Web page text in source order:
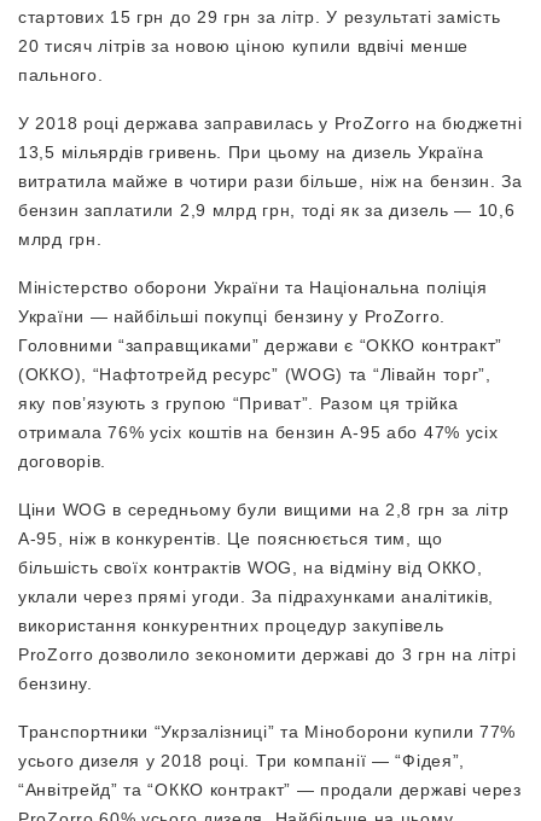
стартових 15 грн до 29 грн за літр. У результаті замість
20 тисяч літрів за новою ціною купили вдвічі менше
пального.
У 2018 році держава заправилась у ProZorro на бюджетні
13,5 мільярдів гривень. При цьому на дизель Україна
витратила майже в чотири рази більше, ніж на бензин. За
бензин заплатили 2,9 млрд грн, тоді як за дизель — 10,6
млрд грн.
Міністерство оборони України та Національна поліція
України — найбільші покупці бензину у ProZorro.
Головними “заправщиками” держави є “ОККО контракт”
(ОККО), “Нафтотрейд ресурс” (WOG) та “Лівайн торг”,
яку пов’язують з групою “Приват”. Разом ця трійка
отримала 76% усіх коштів на бензин А-95 або 47% усіх
договорів.
Ціни WOG в середньому були вищими на 2,8 грн за літр
А-95, ніж в конкурентів. Це пояснюється тим, що
більшість своїх контрактів WOG, на відміну від ОККО,
уклали через прямі угоди. За підрахунками аналітиків,
використання конкурентних процедур закупівель
ProZorro дозволило зекономити державі до 3 грн на літрі
бензину.
Транспортники “Укрзалізниці” та Міноборони купили 77%
усього дизеля у 2018 році. Три компанії — “Фідея”,
“Анвітрейд” та “ОККО контракт” — продали державі через